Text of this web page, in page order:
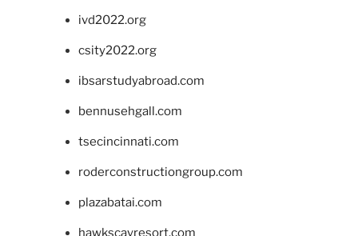
ivd2022.org
csity2022.org
ibsarstudyabroad.com
bennusehgall.com
tsecincinnati.com
roderconstructiongroup.com
plazabatai.com
hawkscayresort.com